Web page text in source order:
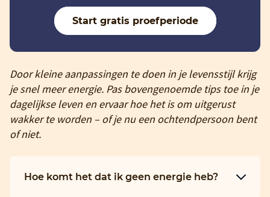
Start gratis proefperiode
Door kleine aanpassingen te doen in je levensstijl krijg
je snel meer energie. Pas bovengenoemde tips toe in je
dagelijkse leven en ervaar hoe het is om uitgerust
wakker te worden – of je nu een ochtendpersoon bent
of niet.
Hoe komt het dat ik geen energie heb?